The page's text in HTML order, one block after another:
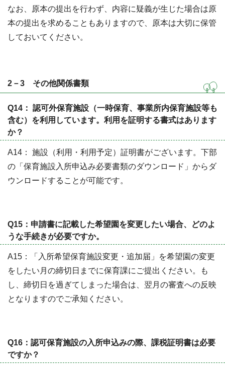
なお、原本の提出を行わず、内容に疑義が生じた場合は原
本の提出を求めることもありますので、原本は大切に保管
しておいてください。
2－3 その他関係書類
Q14： 認可外保育施設（一時保育、事業所内保育施設等も
含む）を利用しています。利用を証明する書式はあります
か？
A14： 施設（利用・利用予定）証明書がございます。下部
の「保育施設入所申込み必要書類のダウンロード」からダ
ウンロードすることが可能です。
Q15：申請書に記載した希望園を変更したい場合、どのよ
うな手続きが必要ですか。
A15：「入所希望保育施設変更・追加届」を希望園の変更
をしたい月の締切日までに保育課にご提出ください。も
し、締切日を過ぎてしまった場合は、翌月の審査への反映
となりますのでご承知ください。
Q16：認可保育施設の入所申込みの際、課税証明書は必要
ですか？